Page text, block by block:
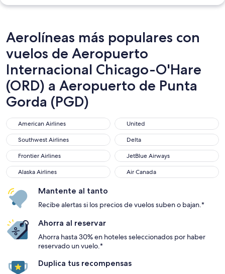
Aerolíneas más populares con
vuelos de Aeropuerto
Internacional Chicago-O'Hare
(ORD) a Aeropuerto de Punta
Gorda (PGD)
American Airlines
American Airlines United
United
Southwest Airlines
Southwest Airlines Delta
Delta
Frontier Airlines
Frontier Airlines JetBlue Airways
JetBlue Airways
Alaska Airlines
Alaska Airlines Air Canada
Air Canada
Mantente al tanto
Recibe alertas si los precios de vuelos suben o bajan.*
Ahorra al reservar
Ahorra hasta 30% en hoteles seleccionados por haber
reservado un vuelo.*
Duplica tus recompensas